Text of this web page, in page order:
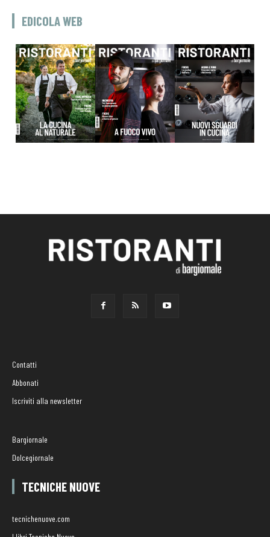
EDICOLA WEB
Contatti
Abbonati
Iscriviti alla newsletter
Bargiornale
Dolcegiornale
TECNICHE NUOVE
tecnichenuove.com